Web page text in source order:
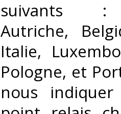
suivants :
Autriche,
Italie,
Pologne, et
nous